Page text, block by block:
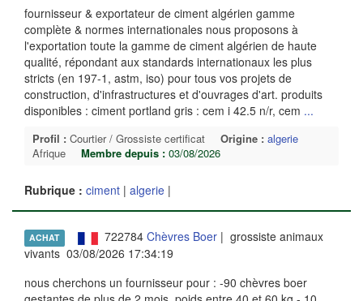
fournisseur & exportateur de ciment algérien gamme
complète & normes internationales nous proposons à
l'exportation toute la gamme de ciment algérien de haute
qualité, répondant aux standards internationaux les plus
stricts (en 197-1, astm, iso) pour tous vos projets de
construction, d'infrastructures et d'ouvrages d'art. produits
disponibles : ciment portland gris : cem i 42.5 n/r, cem ...
Profil : Courtier / Grossiste certificat Origine : algerie
Afrique
Membre depuis : 03/08/2026
Rubrique : ciment | algerie |
ACHAT 722784 Chèvres Boer| grossiste animaux
vivants 03/08/2026 17:34:19
nous cherchons un fournisseur pour : -90 chèvres boer